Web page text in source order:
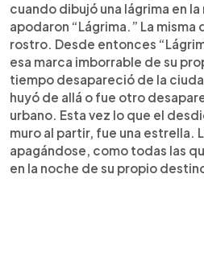
cuando dibujó una lágrima en
apodaron “Lágrima.” La misma
rostro. Desde entonces
esa marca imborrable de su
tiempo desapareció de la
huyó de allá o fue otro
urbano. Esta vez lo que el
muro al partir, fue una estrella.
apagándose, como todas las
en la noche de su propio